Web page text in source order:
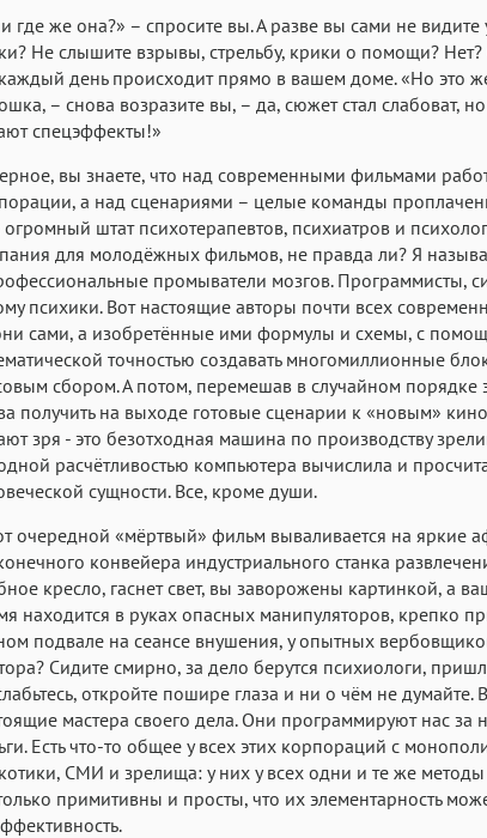
где же она?» – спросите вы. А разве вы сами не видите
Не слышите взрывы, стрельбу, крики о помощи?
день происходит прямо в вашем доме. «Но это
– снова возразите вы, – да, сюжет стал слабоват,
спецэффекты!»
вы знаете, что над современными фильмами
а над сценариями – целые команды
штат психотерапевтов, психиатров и
для молодёжных фильмов, не правда ли? Я
промыватели мозгов. Программисты,
психики. Вот настоящие авторы почти всех
сами, а изобретённые ими формулы и схемы, с
точностью создавать многомиллионные
сбором. А потом, перемешав в случайном порядке
получить на выходе готовые сценарии к «новым»
зря - это безотходная машина по производству
расчётливостью компьютера вычислила и
сущности. Все, кроме души.
очередной «мёртвый» фильм вываливается на яркие
конвейера индустриального станка
кресло, гаснет свет, вы заворожены картинкой, а
находится в руках опасных манипуляторов, крепко
подвале на сеансе внушения, у опытных
Сидите смирно, за дело берутся психиологи,
откройте пошире глаза и ни о чём не думайте.
мастера своего дела. Они программируют нас за
Есть что-то общее у всех этих корпораций с
СМИ и зрелища: у них у всех одни и те же
примитивны и просты, что их элементарность